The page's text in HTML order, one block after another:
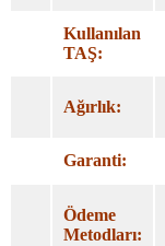
Kullanılan
TAŞ:
Ağırlık:
Garanti:
Ödeme
Metodları: